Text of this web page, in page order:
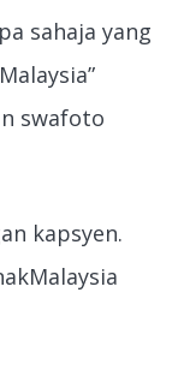
sahaja yang
swafoto
kapsyen.